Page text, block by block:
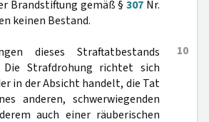
Brandstiftung gemäß §307 Nr.
keinen Bestand.
10
dieses Straftatbestands
Strafdrohung richtet sich
in der Absicht handelt, die Tat
anderen, schwerwiegenden
auch einer räuberischen